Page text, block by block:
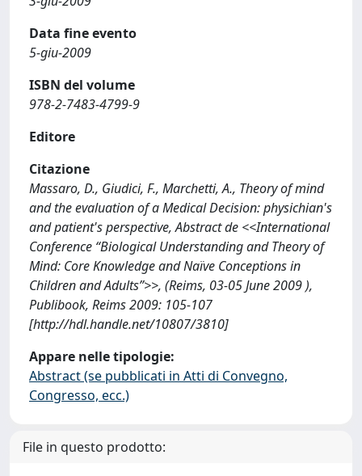
Data fine evento
5-giu-2009
ISBN del volume
978-2-7483-4799-9
Editore
Citazione
Massaro, D., Giudici, F., Marchetti, A., Theory of mind
and the evaluation of a Medical Decision: physichian's
and patient's perspective, Abstract de <<International
Conference “Biological Understanding and Theory of
Mind: Core Knowledge and Naïve Conceptions in
Children and Adults”>>, (Reims, 03-05 June 2009 ),
Publibook, Reims 2009: 105-107
[http://hdl.handle.net/10807/3810]
Appare nelle tipologie:
Abstract (se pubblicati in Atti di Convegno,
Congresso, ecc.)
File in questo prodotto: